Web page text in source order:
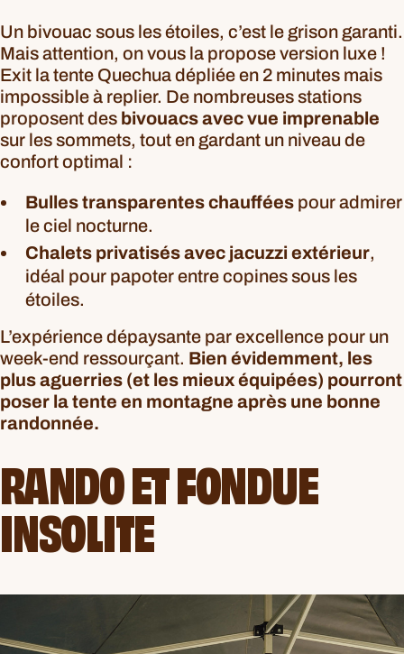
Un bivouac sous les étoiles, c’est le grison garanti.
Mais attention, on vous la propose version luxe !
Exit la tente Quechua dépliée en 2 minutes mais
impossible à replier. De nombreuses stations
proposent des bivouacs avec vue imprenable
sur les sommets, tout en gardant un niveau de
confort optimal :
Bulles transparentes chauffées pour admirer
le ciel nocturne.
Chalets privatisés avec jacuzzi extérieur,
idéal pour papoter entre copines sous les
étoiles.
L’expérience dépaysante par excellence pour un
week-end ressourçant. Bien évidemment, les
plus aguerries (et les mieux équipées) pourront
poser la tente en montagne après une bonne
randonnée.
RANDO ET FONDUE
INSOLITE